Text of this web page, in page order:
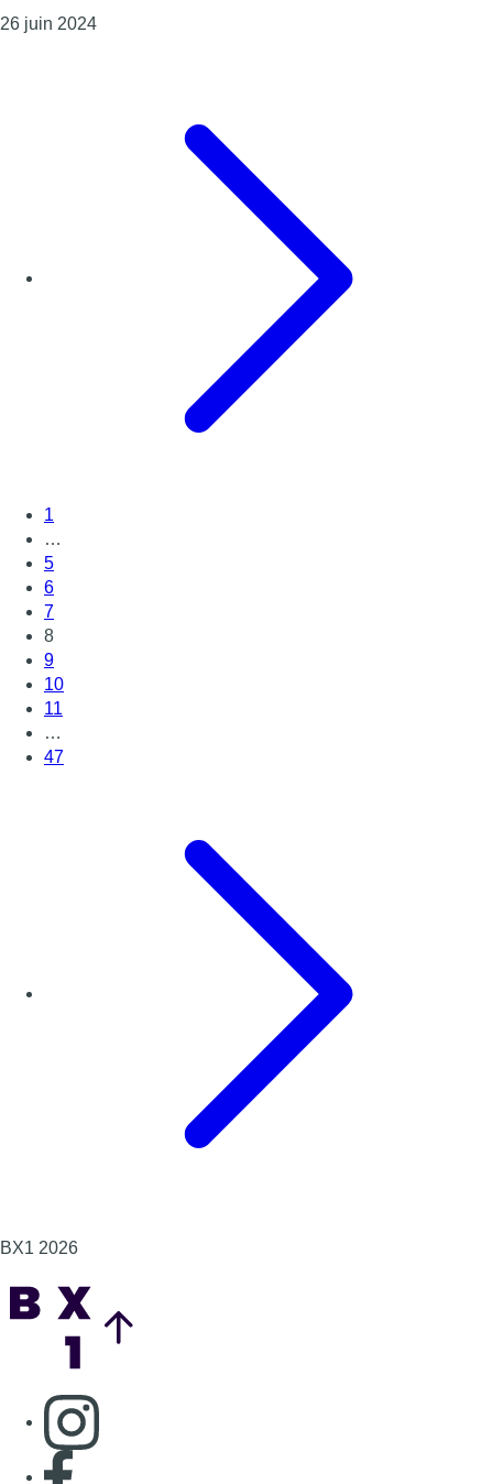
26 juin 2024Consulter l'article "Les passeur·euses de culture
1
…
5
6
7
8
9
10
11
…
47
BX1 2026
Consulter page Instagram
Consulter page Facebook